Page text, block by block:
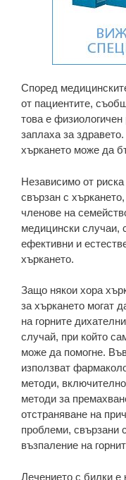
Според
от пациентите,
това е
заплаха за
хъркането може да
Независимо от
свързан с
членове на
медицински случаи,
ефективни и
хъркането.
Защо някои хора
за хъркането могат
на горните
случай, при който
може да помогне.
използват
методи,
методи за
отстраняване на
проблеми, свързани
възпаление на
Лечението с билки е